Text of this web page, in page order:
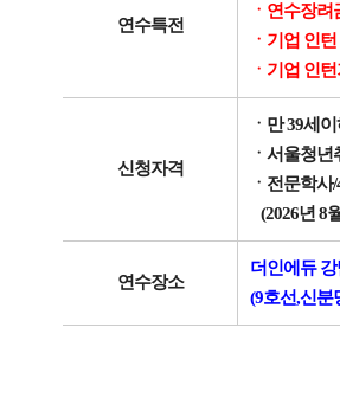
연수특전
ㆍ연수장
ㆍ기업 인
ㆍ기업 인
신청자격
ㆍ만 39세
ㆍ서울청
ㆍ전문학
(2026년 8
연수장소
더인에듀 강
(9호선,신분